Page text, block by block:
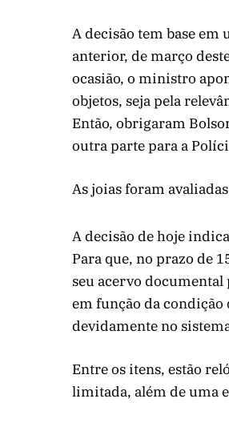
A decisão tem base
anterior, de março
ocasião, o ministro
objetos, seja pela
Então, obrigaram
outra parte para a
As joias foram
A decisão de hoje
Para que, no prazo de
seu acervo
em função da
devidamente no
Entre os itens, estão
limitada, além de uma